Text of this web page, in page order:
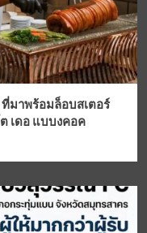
มาพร้อมล็อบสเตอร์
เดอ แบบงคอค